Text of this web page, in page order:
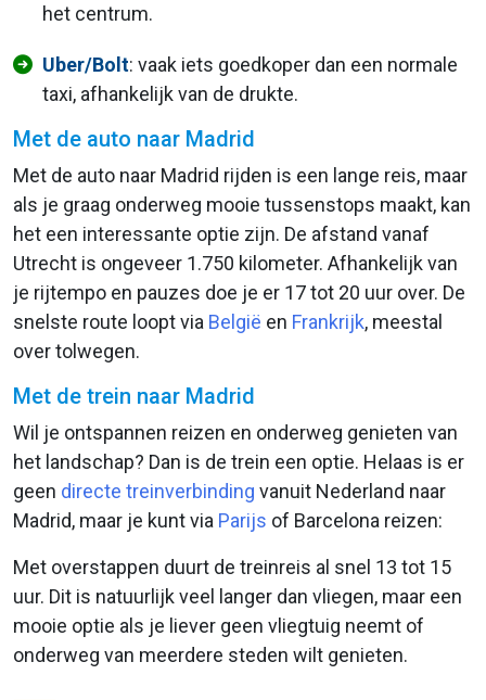
het centrum.
Uber/Bolt: vaak iets goedkoper dan een normale
taxi, afhankelijk van de drukte.
Met de auto naar Madrid
Met de auto naar Madrid rijden is een lange reis, maar
als je graag onderweg mooie tussenstops maakt, kan
het een interessante optie zijn. De afstand vanaf
Utrecht is ongeveer 1.750 kilometer. Afhankelijk van
je rijtempo en pauzes doe je er 17 tot 20 uur over. De
snelste route loopt via België en Frankrijk, meestal
over tolwegen.
Met de trein naar Madrid
Wil je ontspannen reizen en onderweg genieten van
het landschap? Dan is de trein een optie. Helaas is er
geen directe treinverbinding vanuit Nederland naar
Madrid, maar je kunt via Parijs of Barcelona reizen:
Met overstappen duurt de treinreis al snel 13 tot 15
uur. Dit is natuurlijk veel langer dan vliegen, maar een
mooie optie als je liever geen vliegtuig neemt of
onderweg van meerdere steden wilt genieten.